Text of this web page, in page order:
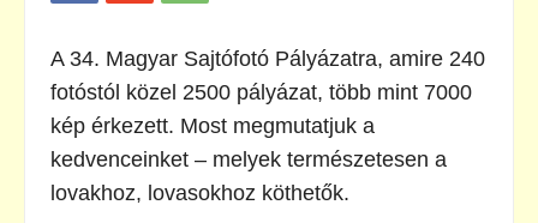
A 34. Magyar Sajtófotó Pályázatra, amire 240
fotóstól közel 2500 pályázat, több mint 7000
kép érkezett. Most megmutatjuk a
kedvenceinket – melyek természetesen a
lovakhoz, lovasokhoz köthetők.